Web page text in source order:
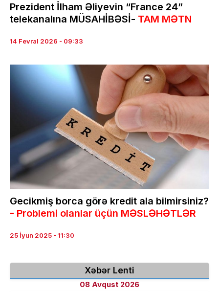
Prezident İlham Əliyevin “France 24”
telekanalına MÜSAHİBƏSİ- TAM MƏTN
14 Fevral 2026 - 09:33
Gecikmiş borca görə kredit ala bilmirsiniz?
- Problemi olanlar üçün MƏSLƏHƏTLƏR
25 İyun 2025 - 11:30
Xəbər Lenti
08 Avqust 2026